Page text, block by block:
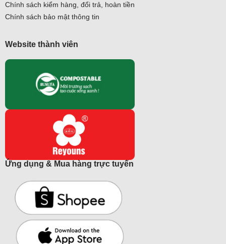
Chính sách kiểm hàng, đổi trả, hoàn tiền
Chính sách bảo mật thông tin
Website thành viên
Ứng dụng & Mua hàng trực tuyến